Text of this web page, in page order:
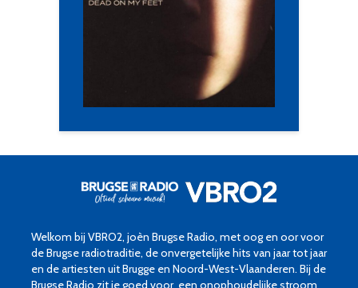
Welkom bij VBRO2, joèn Brugse Radio, met oog en oor voor
de Brugse radiotraditie, de onvergetelijke hits van jaar tot jaar
en de artiesten uit Brugge en Noord-West-Vlaanderen. Bij de
Brugse Radio zit je goed voor een onophoudelijke stroom